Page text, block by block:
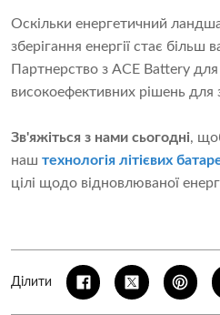
Оскільки енергетичний
зберігання енергії стає
Партнерство з ACE Battery для
високоефективних рішень для
Зв'яжіться з нами сьогодні,
наш технологія літієвих
цілі щодо відновлюваної
Ділити